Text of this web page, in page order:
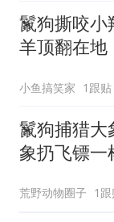
鬣狗撕咬小
羊顶翻在地
小鱼搞笑家 1跟贴
鬣狗捕猎大
象扔飞镖一
荒野动物圈子 1